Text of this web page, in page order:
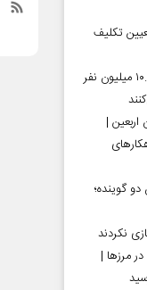
تکلیف
آمار معلولیت در ایران | بیش از ۱۰.۵ میلیون نفر
|
دو گوینده؛
آغاز رسمی برنامه‌های اربعین ۱۴۰۵ در مرز‌ها |